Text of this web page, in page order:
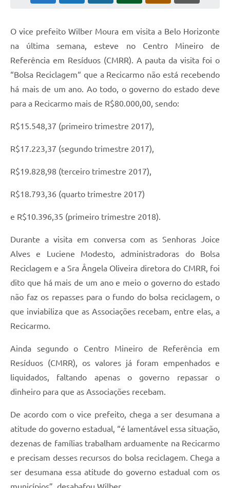
O vice prefeito Wilber Moura em visita a Belo Horizonte
na última semana, esteve no Centro Mineiro de
Referência em Resíduos (CMRR). A pauta da visita foi o
“Bolsa Reciclagem“ que a Recicarmo não está recebendo
há mais de um ano. Ao todo, o governo do estado deve
para a Recicarmo mais de R$80.000,00, sendo:
R$15.548,37 (primeiro trimestre 2017),
R$17.223,37 (segundo trimestre 2017),
R$19.828,98 (terceiro trimestre 2017),
R$18.793,36 (quarto trimestre 2017)
e R$10.396,35 (primeiro trimestre 2018).
Durante a visita em conversa com as Senhoras Joice
Alves e Luciene Modesto, administradoras do Bolsa
Reciclagem e a Sra Ângela Oliveira diretora do CMRR, foi
dito que há mais de um ano e meio o governo do estado
não faz os repasses para o fundo do bolsa reciclagem, o
que inviabiliza que as Associações recebam, entre elas, a
Recicarmo.
Ainda segundo o Centro Mineiro de Referência em
Resíduos (CMRR), os valores já foram empenhados e
liquidados, faltando apenas o governo repassar o
dinheiro para que as Associações recebam.
De acordo com o vice prefeito, chega a ser desumana a
atitude do governo estadual, “é lamentável essa situação,
dezenas de famílias trabalham arduamente na Recicarmo
e precisam desses recursos do bolsa reciclagem. Chega a
ser desumana essa atitude do governo estadual com os